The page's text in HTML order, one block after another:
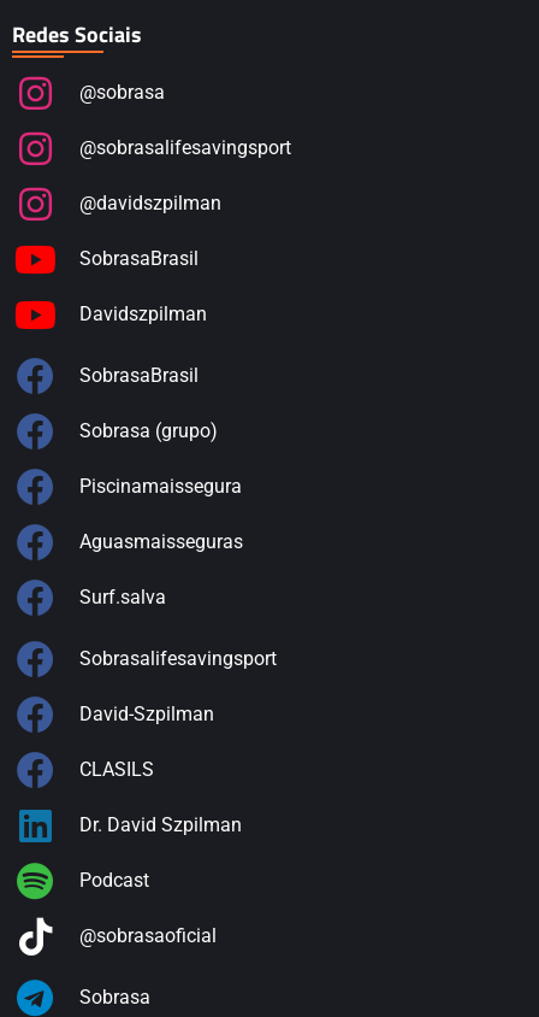
Redes Sociais
@sobrasa
@sobrasalifesavingsport
@davidszpilman
SobrasaBrasil
Davidszpilman
SobrasaBrasil
Sobrasa (grupo)
Piscinamaissegura
Aguasmaisseguras
Surf.salva
Sobrasalifesavingsport
David-Szpilman
CLASILS
Dr. David Szpilman
Podcast
@sobrasaoficial
Sobrasa